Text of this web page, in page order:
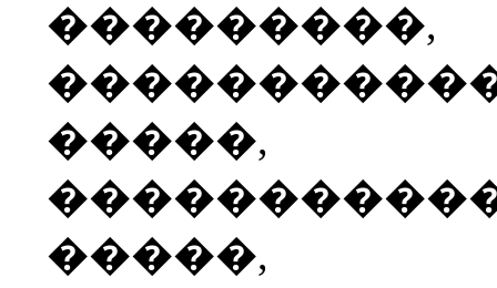
���������,
�����,
�����,